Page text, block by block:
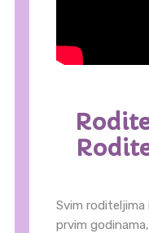
Svim
prvim